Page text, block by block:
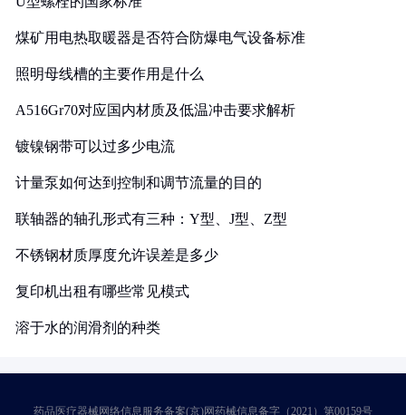
煤矿用电热取暖器是否符合防爆电气设备标准
照明母线槽的主要作用是什么
A516Gr70对应国内材质及低温冲击要求解析
镀镍钢带可以过多少电流
计量泵如何达到控制和调节流量的目的
联轴器的轴孔形式有三种：Y型、J型、Z型
不锈钢材质厚度允许误差是多少
复印机出租有哪些常见模式
溶于水的润滑剂的种类
药品医疗器械网络信息服务备案(京)网药械信息备字（2021）第00159号